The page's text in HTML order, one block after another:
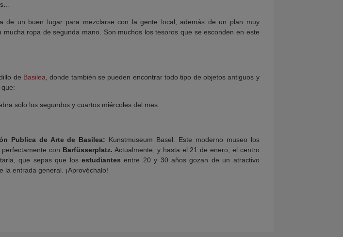
de un buen lugar para mezclarse con la gente local, además de un plan muy
ropa de segunda mano. Son muchos los tesoros que se esconden en este
de Basilea , donde también se pueden encontrar todo tipo de objetos antiguos y
solo los segundos y cuartos miércoles del mes.
Publica de Arte de Basilea: Kunstmuseum Basel. Este moderno museo los
con Barfüsserplatz.Actualmente, y hasta el 21 de enero, el centro
que sepas que los estudiantes entre 20 y 30 años gozan de un atractivo
la entrada general. ¡Aprovéchalo!